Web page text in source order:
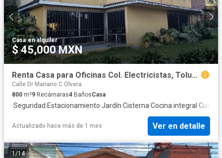
Casa·en alquiler
$ 45,000 MXN
Renta Casa para Oficinas Col. Electricistas, Toluca
Calle Dr Mariano C Olvera
800 m²9 Recámaras4 BañosCasa
·Seguridad·Estacionamiento·Jardín·Cisterna·Cocina integral ·Cuarto
Actualizado hace más de 1 mes Ver en detalle
1 /14